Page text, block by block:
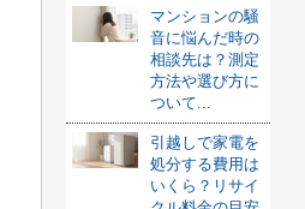
マンションの騒
音に悩んだ時の
相談先は？測定
方法や選び方に
ついて...
引越しで家電を
処分する費用は
いくら？リサイ